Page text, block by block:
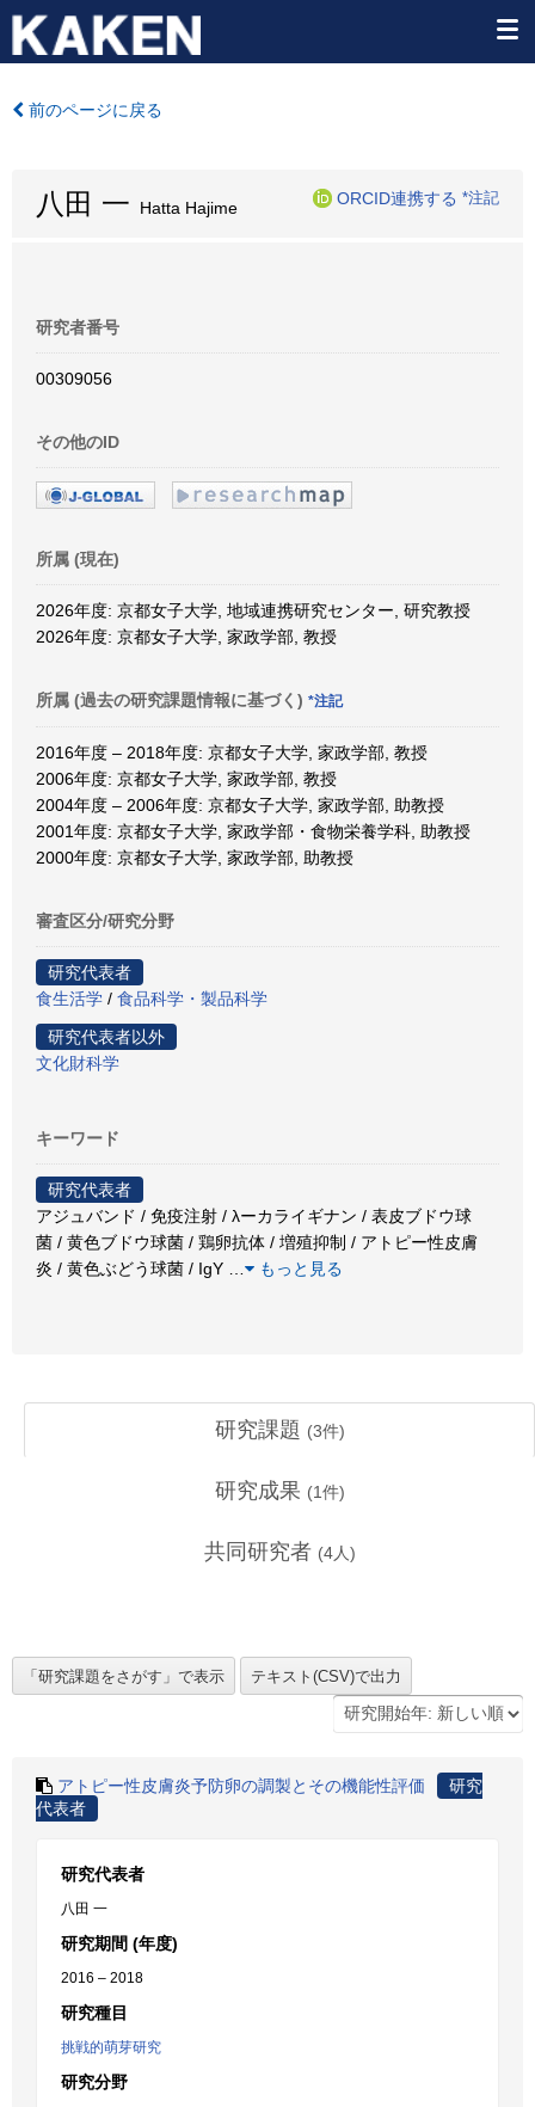
前のページに戻る
八田 一 Hatta Hajime
ORCID連携する *注記
研究者番号
00309056
その他のID
所属 (現在)
2026年度: 京都女子大学, 地域連携研究センター, 研究教授
2026年度: 京都女子大学, 家政学部, 教授
所属 (過去の研究課題情報に基づく) *注記
2016年度 – 2018年度: 京都女子大学, 家政学部, 教授
2006年度: 京都女子大学, 家政学部, 教授
2004年度 – 2006年度: 京都女子大学, 家政学部, 助教授
2001年度: 京都女子大学, 家政学部・食物栄養学科, 助教授
2000年度: 京都女子大学, 家政学部, 助教授
審査区分/研究分野
研究代表者
食生活学 / 食品科学・製品科学
研究代表者以外
文化財科学
キーワード
研究代表者
アジュバンド / 免疫注射 / λーカライギナン / 表皮ブドウ球
菌 / 黄色ブドウ球菌 / 鶏卵抗体 / 増殖抑制 / アトピー性皮膚
炎 / 黄色ぶどう球菌 / IgY
もっと見る
研究課題 (3件)
研究成果 (1件)
共同研究者 (4人)
アトピー性皮膚炎予防卵の調製とその機能性評価
研究
代表者
研究代表者
八田 一
研究期間 (年度)
2016 – 2018
研究種目
挑戦的萌芽研究
研究分野